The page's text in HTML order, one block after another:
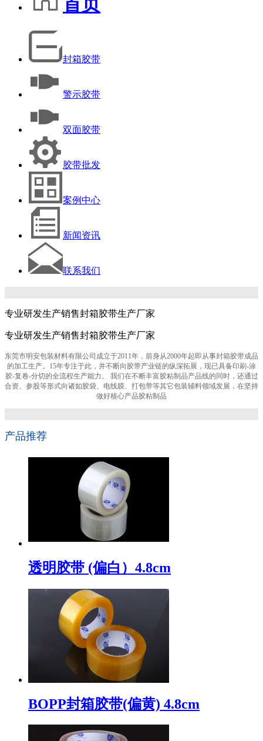
首页
封箱胶带
警示胶带
双面胶带
胶带批发
案例中心
新闻资讯
联系我们
专业研发生产销售封箱胶带生产厂家
专业研发生产销售封箱胶带生产厂家
东莞市明安包装材料有限公司成立于2011年，前身从2000年起即从事封箱胶带成品
的加工生产。15年专注于此，并不断向胶带产业链的纵深拓展，现已具备印刷-涂
胶-复卷-分切的全流程生产能力。 我们在不断丰富胶粘制品产品线的同时，还通过
合资、参股等形式向诸如胶袋、电线膜、打包带等其它包装辅料领域发展，在坚持
做好核心产品胶粘制品
产品推荐
透明胶带 (偏白）4.8cm
BOPP封箱胶带(偏黄) 4.8cm